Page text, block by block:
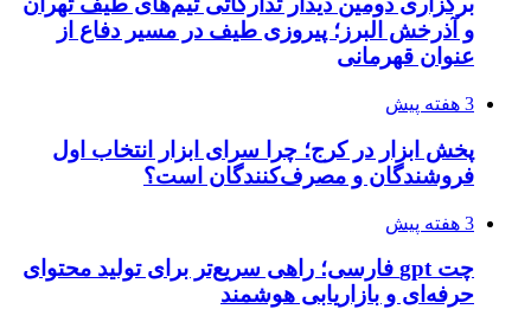
و آذرخش البرز؛ پیروزی طیف در مسیر دفاع از
عنوان قهرمانی
3 هفته پیش
پخش ابزار در کرج؛ چرا سرای ابزار انتخاب اول
فروشندگان و مصرف‌کنندگان است؟
3 هفته پیش
چت gpt فارسی؛ راهی سریع‌تر برای تولید محتوای
حرفه‌ای و بازاریابی هوشمند